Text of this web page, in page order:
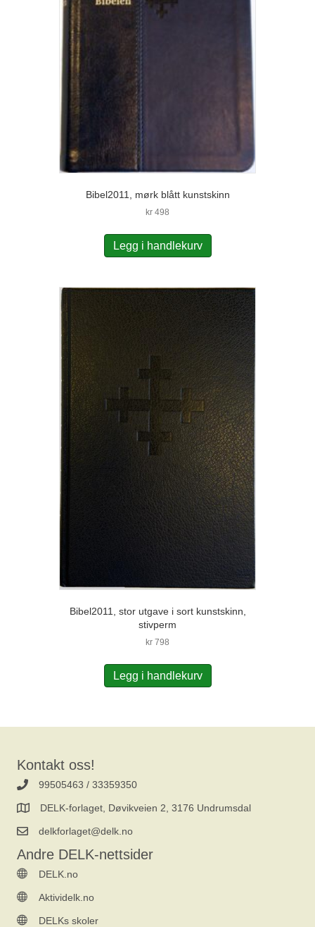
Bibel2011, mørk blått kunstskinn
kr 498
Legg i handlekurv
Bibel2011, stor utgave i sort kunstskinn,
stivperm
kr 798
Legg i handlekurv
Kontakt oss!
99505463 / 33359350
DELK-forlaget, Døvikveien 2, 3176 Undrumsdal
delkforlaget@delk.no
Andre DELK-nettsider
DELK.no
Aktividelk.no
DELKs skoler